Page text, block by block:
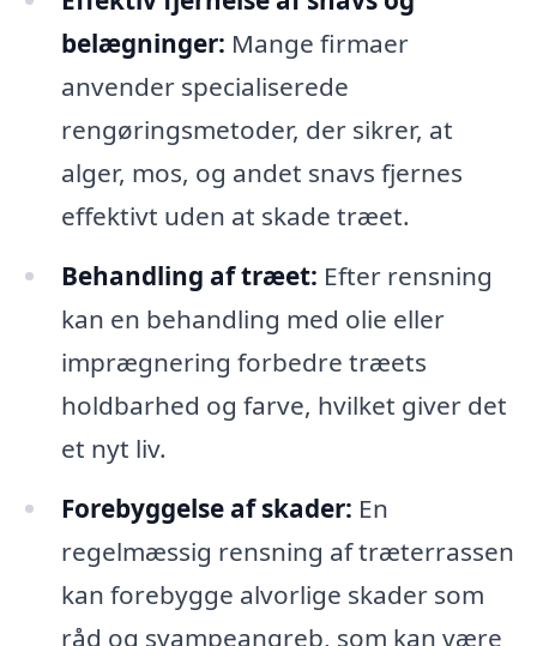
belægninger: Mange firmaer
anvender specialiserede
rengøringsmetoder, der sikrer, at
alger, mos, og andet snavs fjernes
effektivt uden at skade træet.
Behandling af træet: Efter rensning
kan en behandling med olie eller
imprægnering forbedre træets
holdbarhed og farve, hvilket giver det
et nyt liv.
Forebyggelse af skader: En
regelmæssig rensning af træterrassen
kan forebygge alvorlige skader som
råd og svampeangreb, som kan være